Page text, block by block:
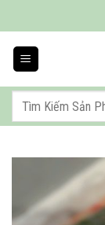
qua
dung
Tìm